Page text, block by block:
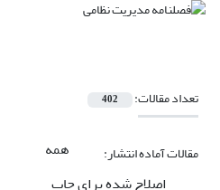
تعداد مقالات: 402
مقالات آماده انتشار: همه
اصلاح شده برای چاپ